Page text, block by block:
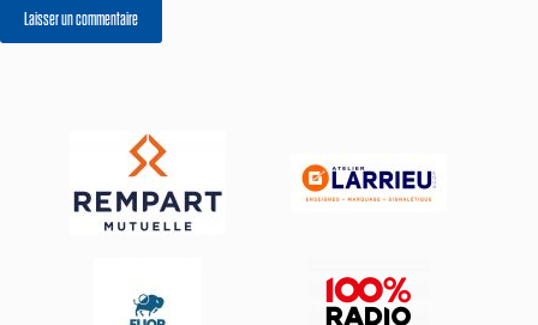
Laisser un commentaire